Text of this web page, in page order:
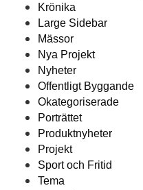
Krönika
Large Sidebar
Mässor
Nya Projekt
Nyheter
Offentligt Byggande
Okategoriserade
Porträttet
Produktnyheter
Projekt
Sport och Fritid
Tema